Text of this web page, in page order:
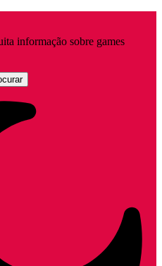
informação sobre games